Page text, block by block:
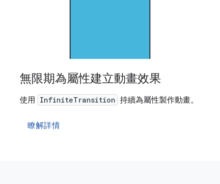
無限期為屬性建立動畫效果
使用 InfiniteTransition 持續為屬性製作動畫。
瞭解詳情